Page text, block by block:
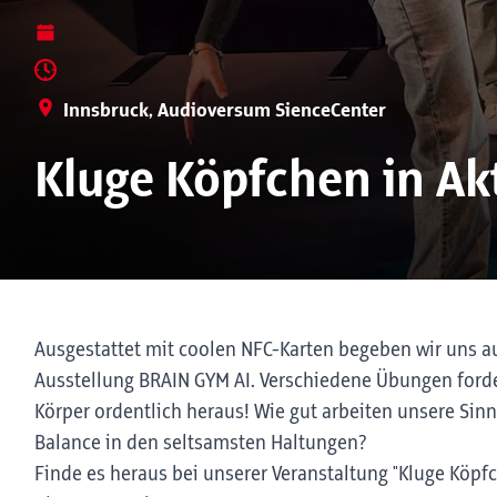
Innsbruck, Audioversum SienceCenter
Kluge Köpfchen in
Ausgestattet mit coolen NFC-Karten begeben wir uns
Ausstellung BRAIN GYM AI. Verschiedene Übungen
Körper ordentlich heraus! Wie gut arbeiten unsere
Balance in den seltsamsten Haltungen?
Finde es heraus bei unserer Veranstaltung "Kluge